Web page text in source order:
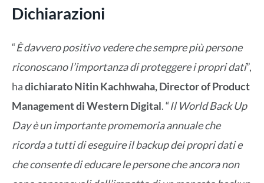
Dichiarazioni
“È davvero positivo vedere che sempre più persone
riconoscano l’importanza di proteggere i propri dati”,
hadichiarato Nitin Kachhwaha, Director of Product
Management di Western Digital. “Il World Back Up
Day è un importante promemoria annuale che
ricorda a tutti di eseguire il backup dei propri dati e
che consente di educare le persone che ancora non